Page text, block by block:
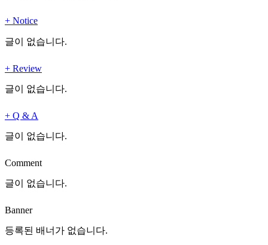
+ Notice
글이 없습니다.
+ Review
글이 없습니다.
+ Q & A
글이 없습니다.
Comment
글이 없습니다.
Banner
등록된 배너가 없습니다.